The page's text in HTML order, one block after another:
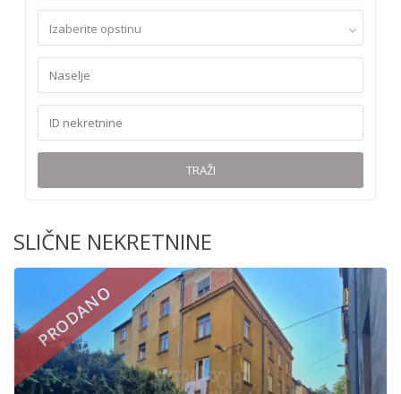
Izaberite opstinu
TRAŽI
SLIČNE NEKRETNINE
PRODANO